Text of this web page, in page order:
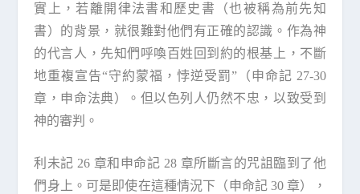
實上，若離開律法書和歷史書（也被稱為前先知
書）的背景，就很難對他們有正確的認識。作為神
的代言人，先知們呼喚百姓回到約的根基上，不斷
地重複宣告“守約蒙福，悖逆受罰”（申命記 27-30
章，申命法典）。但以色列人仍然不忠，以致受到
神的審判。
利未記 26 章和申命記 28 章所斷言的咒詛臨到了他
們身上。可是即使在這種情況下（申命記 30 章），